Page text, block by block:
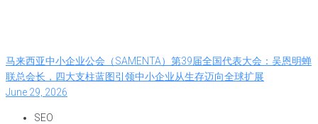
马来西亚中小企业公会（SAMENTA）第39届全国代表大会：吴恩明蝉
联总会长，四大支柱蓝图引领中小企业从生存迈向全球扩展
June 29, 2026
SEO